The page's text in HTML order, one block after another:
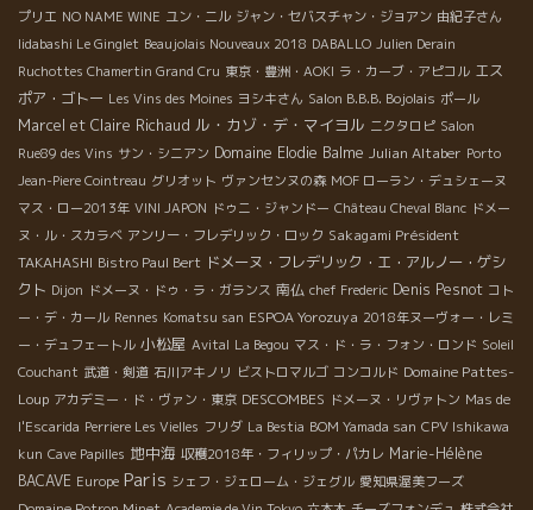
プリエ NO NAME WINE ユン・ニル ジャン・セバスチャン・ジョアン 由紀子さん
Iidabashi Le Ginglet Beaujolais Nouveaux 2018 DABALLO Julien Derain
Ruchottes Chamertin Grand Cru 東京・豊洲・AOKI ラ・カーブ・アピコル エス
ポア・ゴトー Les Vins des Moines ヨシキさん Salon B.B.B. Bojolais ポール
Marcel et Claire Richaud ル・カゾ・デ・マイヨル ニクタロピ Salon
Rue89 des Vins サン・シニアン Domaine Elodie Balme Julian Altaber Porto
Jean-Piere Cointreau グリオット ヴァンセンヌの森 MOF ローラン・デュシェーヌ
マス・ロー2013年 VINI JAPON ドゥニ・ジャンドー Château Cheval Blanc ドメー
ヌ・ル・スカラベ アンリー・フレデリック・ロック Sakagami Président
TAKAHASHI Bistro Paul Bert ドメーヌ・フレデリック・エ・アルノー・ゲシ
クト Dijon ドメーヌ・ドゥ・ラ・ガランス 南仏 chef Frederic Denis Pesnot コト
ー・デ・カール Rennes Komatsu san ESPOA Yorozuya 2018年ヌーヴォー・レミ
ー・デュフェートル 小松屋 Avital La Begou マス・ド・ラ・フォン・ロンド Soleil
Couchant 武道・剣道 石川アキノリ ビストロマルゴ コンコルド Domaine Pattes-
Loup アカデミー・ド・ヴァン・東京 DESCOMBES ドメーヌ・リヴァトン Mas de
l'Escarida Perriere Les Vielles フリダ La Bestia BOM Yamada san CPV Ishikawa
kun Cave Papilles 地中海 収穫2018年・フィリップ・パカレ Marie-Hélène
BACAVE Europe Paris シェフ・ジェローム・ジェグル 愛知県渥美フーズ